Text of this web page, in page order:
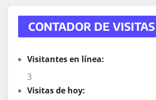
CONTADOR DE VISITAS
Visitantes en línea:
3
Visitas de hoy: